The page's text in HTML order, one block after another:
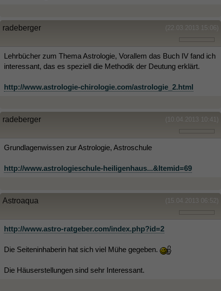
(22.03.2013 15:06)
radeberger
Lehrbücher zum Thema Astrologie, Vorallem das Buch IV fand ich
interessant, das es speziell die Methodik der Deutung erklärt.
http://www.astrologie-chirologie.com/astrologie_2.html
(10.04.2013 10:41)
radeberger
Grundlagenwissen zur Astrologie, Astroschule
http://www.astrologieschule-heiligenhaus...&Itemid=69
(15.04.2013 06:52)
Astroaqua
http://www.astro-ratgeber.com/index.php?id=2
Die Seiteninhaberin hat sich viel Mühe gegeben.
Die Häuserstellungen sind sehr Interessant.